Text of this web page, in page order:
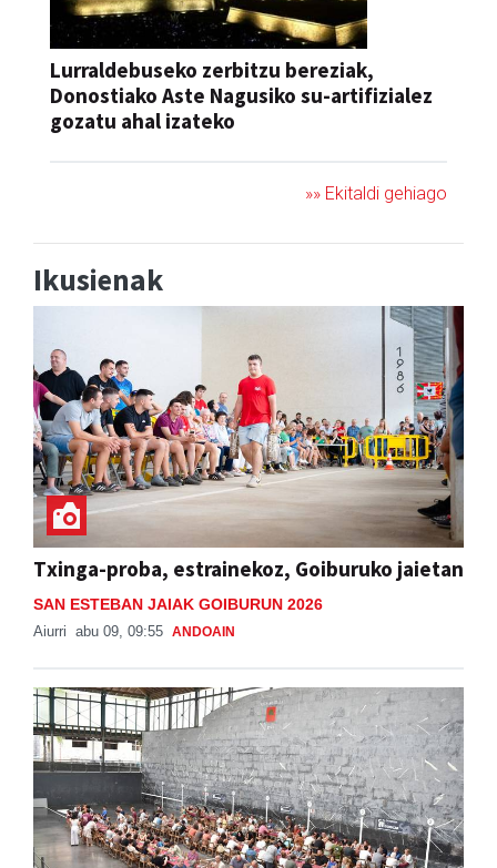
Lurraldebuseko zerbitzu bereziak,
Donostiako Aste Nagusiko su-artifizialez
gozatu ahal izateko
»» Ekitaldi gehiago
Ikusienak
Txinga-proba, estrainekoz, Goiburuko jaietan
SAN ESTEBAN JAIAK GOIBURUN 2026
Aiurri abu 09, 09:55 ANDOAIN